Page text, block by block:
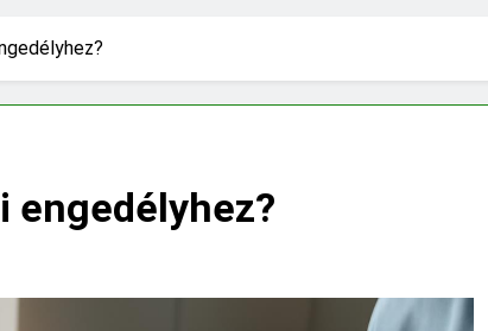
Mit hány fokon kell mosni?
engedélyhez?